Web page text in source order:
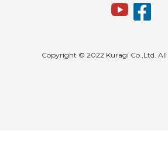
Copyright © 2022 Kuragi Co.,Ltd. All